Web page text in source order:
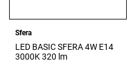
Sfera
LED BASIC SFERA 4W E14
3000K 320 lm